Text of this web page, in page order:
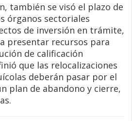
también se visó el plazo de
órganos sectoriales
de inversión en trámite,
presentar recursos para
de calificación
que las relocalizaciones
deberán pasar por el
plan de abandono y cierre,